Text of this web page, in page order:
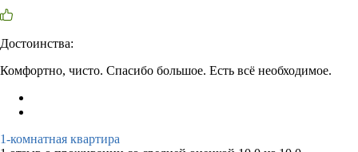
Достоинства:
Комфортно, чисто. Спасибо большое. Есть всё необходимое.
1-комнатная квартира